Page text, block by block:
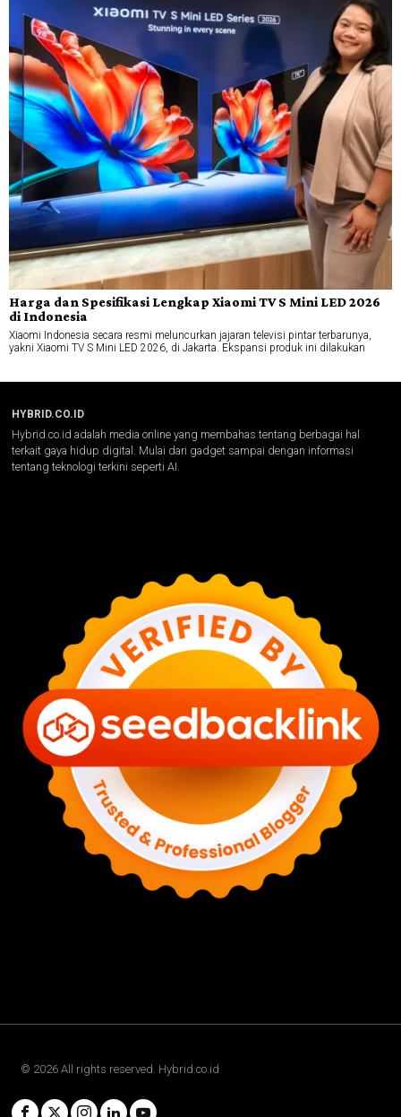
Harga dan Spesifikasi Lengkap Xiaomi TV S Mini LED 2026
di Indonesia
Xiaomi Indonesia secara resmi meluncurkan jajaran televisi pintar terbarunya,
yakni Xiaomi TV S Mini LED 2026, di Jakarta. Ekspansi produk ini dilakukan
HYBRID.CO.ID
Hybrid.co.id adalah media online yang membahas tentang berbagai hal
terkait gaya hidup digital. Mulai dari gadget sampai dengan informasi
tentang teknologi terkini seperti AI.
© 2026 All rights reserved. Hybrid.co.id